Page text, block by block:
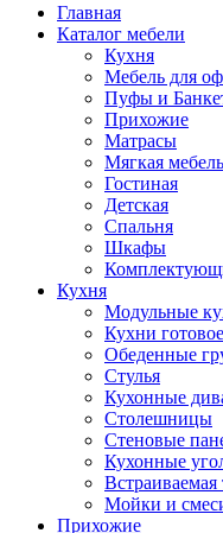
Главная
Каталог мебели
Кухня
Мебель для
Пуфы и
Прихожие
Матрасы
Мягкая мебель
Гостиная
Детская
Спальня
Шкафы
Кухня
Модульные
Кухни
Обеденные
Стулья
Кухонные
Столешницы
Стеновые
Кухонные
Мойки и
Прихожие